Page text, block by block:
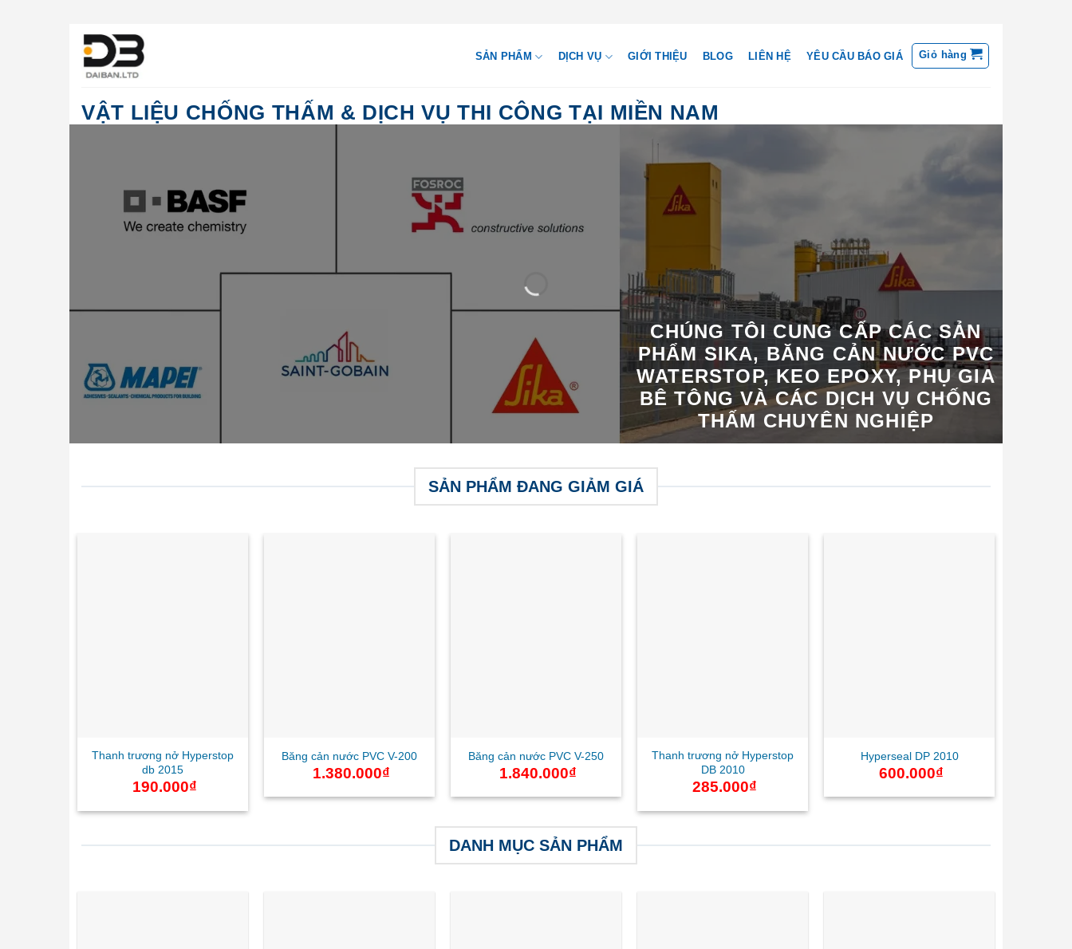
Bỏ
qua
SẢN PHẨM DỊCH VỤ GIỚI THIỆU BLOG LIÊN HỆ YÊU CẦU BÁO GIÁ Giỏ hàng
VẬT LIỆU CHỐNG THẤM & DỊCH VỤ THI CÔNG TẠI MIỀN NAM
CHÚNG TÔI CUNG CẤP CÁC SẢN
PHẨM SIKA, BĂNG CẢN NƯỚC PVC
WATERSTOP, KEO EPOXY, PHỤ GIA
BÊ TÔNG VÀ CÁC DỊCH VỤ CHỐNG
THẤM CHUYÊN NGHIỆP
SẢN PHẨM ĐANG GIẢM GIÁ
Thanh trương nở Hyperstop
db 2015
190.000₫
Băng cản nước PVC V-200
1.380.000₫
Băng cản nước PVC V-250
1.840.000₫
Thanh trương nở Hyperstop
DB 2010
285.000₫
Hyperseal DP 2010
600.000₫
DANH MỤC SẢN PHẨM